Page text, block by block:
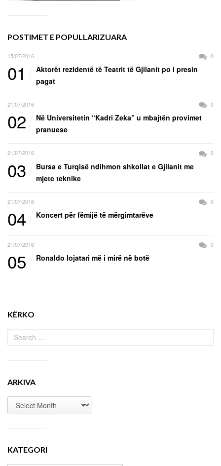
POSTIMET E POPULLARIZUARA
15/07/2016 0
01
Aktorët rezidentë të Teatrit të Gjilanit po i presin
pagat
21/07/2016 0
02
Në Universitetin “Kadri Zeka” u mbajtën provimet
pranuese
21/07/2016 0
03
Bursa e Turqisë ndihmon shkollat e Gjilanit me
mjete teknike
21/07/2016 0
04 Koncert për fëmijë të mërgimtarëve
21/07/2016 0
05 Ronaldo lojatari më i mirë në botë
KËRKO
ARKIVA
KATEGORI